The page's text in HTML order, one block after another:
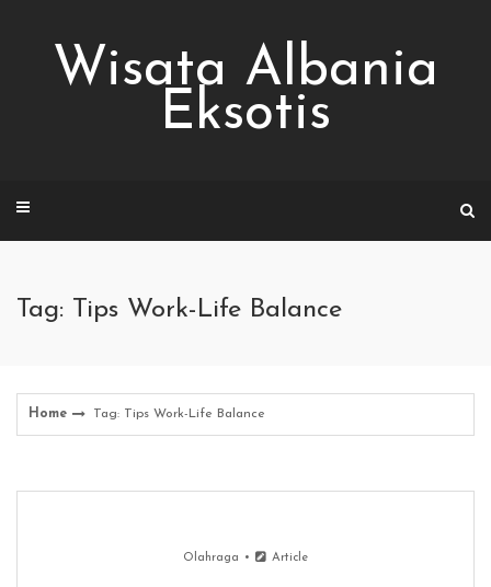
Wisata Albania
Eksotis
Tag: Tips Work-Life Balance
Home Tag: Tips Work-Life Balance
Olahraga Article